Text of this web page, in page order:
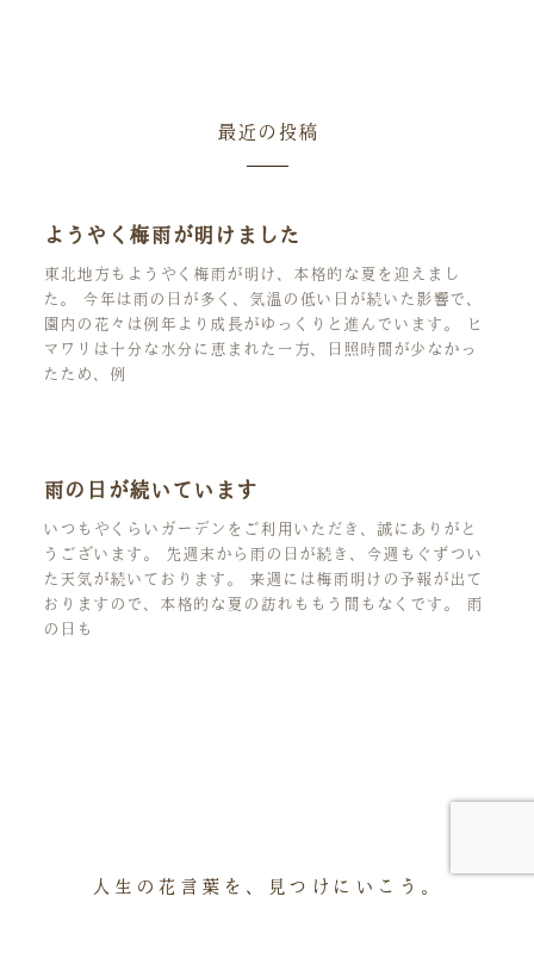
最近の投稿
ようやく梅雨が明けました
東北地方もようやく梅雨が明け、本格的な夏を迎えまし
た。 今年は雨の日が多く、気温の低い日が続いた影響で、
園内の花々は例年より成長がゆっくりと進んでいます。 ヒ
マワリは十分な水分に恵まれた一方、日照時間が少なかっ
たため、例
雨の日が続いています
いつもやくらいガーデンをご利用いただき、誠にありがと
うございます。 先週末から雨の日が続き、今週もぐずつい
た天気が続いております。 来週には梅雨明けの予報が出て
おりますので、本格的な夏の訪れももう間もなくです。 雨
の日も
人生の花言葉を、見つけにいこう。